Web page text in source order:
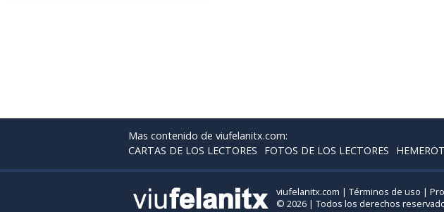
Mas contenido de viufelanitx.com:
CARTAS DE LOS LECTORES
FOTOS DE LOS LECTORES
viufelanitx.com | Términos de uso |
© 2026 | Todos los derechos